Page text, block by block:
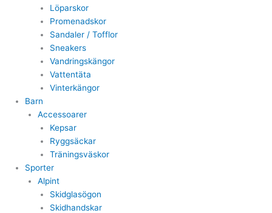
Löparskor
Promenadskor
Sandaler / Tofflor
Sneakers
Vandringskängor
Vattentäta
Vinterkängor
Barn
Accessoarer
Kepsar
Ryggsäckar
Träningsväskor
Sporter
Alpint
Skidglasögon
Skidhandskar